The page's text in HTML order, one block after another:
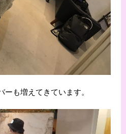
も増えてきています。